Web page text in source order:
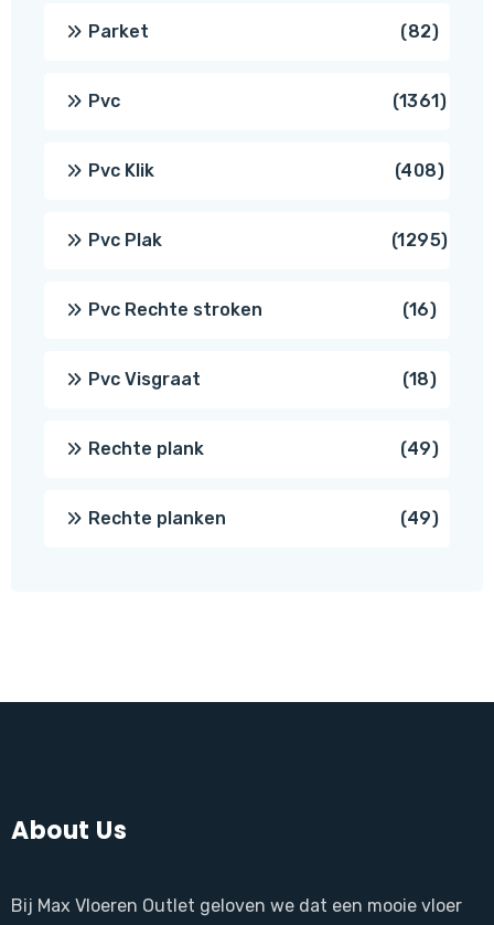
Parket 8282
Pvc 13611361
Pvc Klik 408408
Pvc Plak 12951295
Pvc Rechte stroken 1616
Pvc Visgraat 1818
Rechte plank 4949
Rechte planken 4949
About Us
Bij Max Vloeren Outlet geloven we dat een mooie vloer